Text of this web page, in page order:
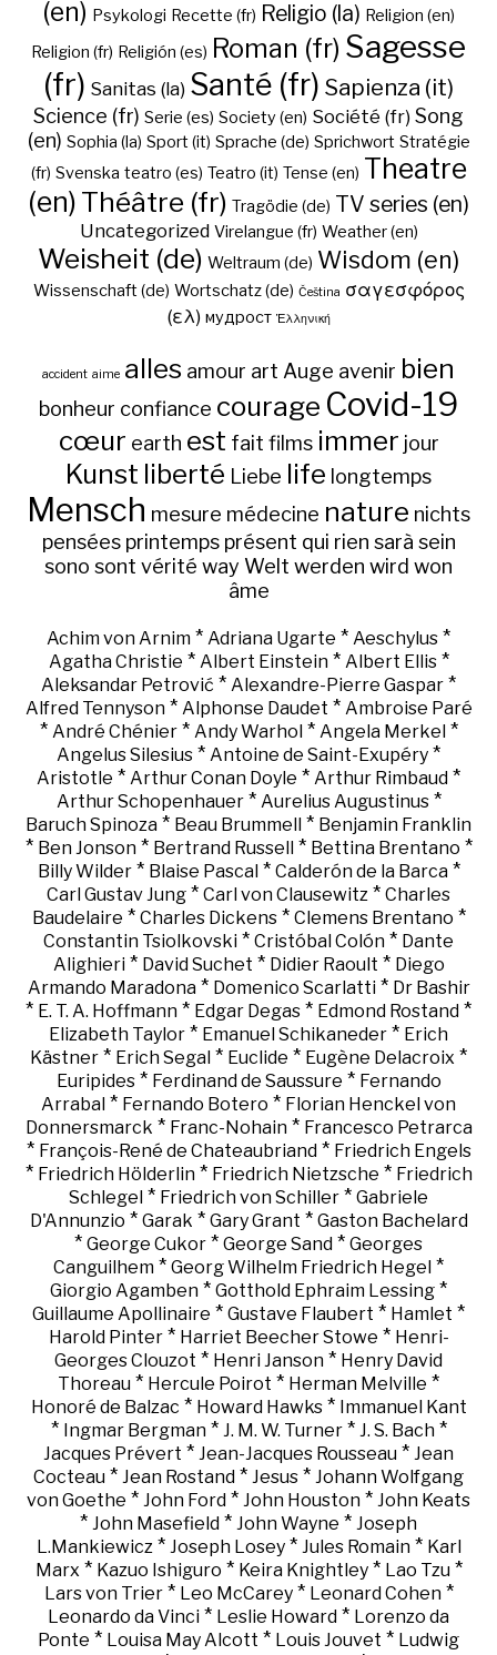
(en) Psykologi Recette (fr) Religio (la) Religion (en)
Religion (fr) Religión (es) Roman (fr) Sagesse
(fr) Sanitas (la) Santé (fr) Sapienza (it)
Science (fr) Serie (es) Society (en) Société (fr) Song
(en) Sophia (la) Sport (it) Sprache (de) Sprichwort Stratégie
(fr) Svenska teatro (es) Teatro (it) Tense (en) Theatre
(en) Théâtre (fr) Tragödie (de) TV series (en)
Uncategorized Virelangue (fr) Weather (en)
Weisheit (de) Weltraum (de) Wisdom (en)
Wissenschaft (de) Wortschatz (de) Čeština σαγεσφόρος
(ελ) мудрост Ἑλληνική
accident aime alles amour art Auge avenir bien
bonheur confiance courage Covid-19
cœur earth est fait films immer jour
Kunst liberté Liebe life longtemps
Mensch mesure médecine nature nichts
pensées printemps présent qui rien sarà sein
sono sont vérité way Welt werden wird won
âme
Achim von Arnim * Adriana Ugarte * Aeschylus *
Agatha Christie * Albert Einstein* Albert Ellis*
Aleksandar Petrović * Alexandre-Pierre Gaspar *
Alfred Tennyson* Alphonse Daudet * Ambroise Paré
* André Chénier* Andy Warhol * Angela Merkel *
Angelus Silesius * Antoine de Saint-Exupéry *
Aristotle * Arthur Conan Doyle * Arthur Rimbaud *
Arthur Schopenhauer* Aurelius Augustinus*
Baruch Spinoza * Beau Brummell * Benjamin Franklin
* Ben Jonson* Bertrand Russell * Bettina Brentano *
Billy Wilder* Blaise Pascal* Calderón de la Barca*
Carl Gustav Jung * Carl von Clausewitz * Charles
Baudelaire * Charles Dickens* Clemens Brentano *
Constantin Tsiolkovski * Cristóbal Colón * Dante
Alighieri* David Suchet * Didier Raoult * Diego
Armando Maradona* Domenico Scarlatti* Dr Bashir
* E. T. A. Hoffmann * Edgar Degas * Edmond Rostand *
Elizabeth Taylor * Emanuel Schikaneder * Erich
Kästner * Erich Segal * Euclide * Eugène Delacroix *
Euripides* Ferdinand de Saussure * Fernando
Arrabal * Fernando Botero * Florian Henckel von
Donnersmarck * Franc-Nohain* Francesco Petrarca
* François-René de Chateaubriand* Friedrich Engels
* Friedrich Hölderlin* Friedrich Nietzsche * Friedrich
Schlegel * Friedrich von Schiller * Gabriele
D'Annunzio * Garak * Gary Grant * Gaston Bachelard
* George Cukor * George Sand * Georges
Canguilhem * Georg Wilhelm Friedrich Hegel *
Giorgio Agamben * Gotthold Ephraim Lessing *
Guillaume Apollinaire * Gustave Flaubert * Hamlet *
Harold Pinter* Harriet Beecher Stowe * Henri-
Georges Clouzot * Henri Janson * Henry David
Thoreau * Hercule Poirot * Herman Melville *
Honoré de Balzac * Howard Hawks* Immanuel Kant
* Ingmar Bergman* J. M. W. Turner* J. S. Bach*
Jacques Prévert * Jean-Jacques Rousseau * Jean
Cocteau * Jean Rostand * Jesus * Johann Wolfgang
von Goethe * John Ford * John Houston * John Keats
* John Masefield * John Wayne * Joseph
L.Mankiewicz * Joseph Losey* Jules Romain* Karl
Marx * Kazuo Ishiguro * Keira Knightley* Lao Tzu*
Lars von Trier* Leo McCarey* Leonard Cohen*
Leonardo da Vinci * Leslie Howard * Lorenzo da
Ponte * Louisa May Alcott * Louis Jouvet * Ludwig